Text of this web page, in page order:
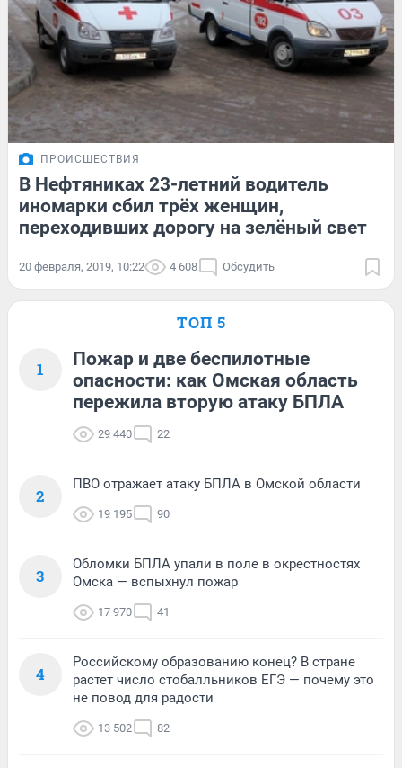
ПРОИСШЕСТВИЯ
В Нефтяниках 23-летний водитель
иномарки сбил трёх женщин,
переходивших дорогу на зелёный свет
20 февраля, 2019, 10:22 4 608 Обсудить
ТОП 5
1
Пожар и две беспилотные
опасности: как Омская область
пережила вторую атаку БПЛА
29 440 22
2
ПВО отражает атаку БПЛА в Омской области
19 195 90
3
Обломки БПЛА упали в поле в окрестностях
Омска — вспыхнул пожар
17 970 41
4
Российскому образованию конец? В стране
растет число стобалльников ЕГЭ — почему это
не повод для радости
13 502 82